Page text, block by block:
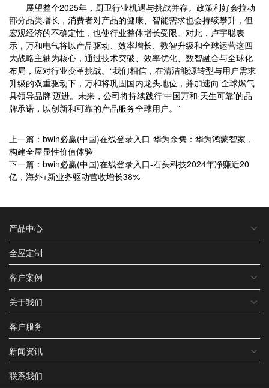
展望整个2025年，厨卫行业机遇与挑战并存。政策利好会拉动
部分品类增长，消费者对产品的健康、智能需求也会持续攀升，但
宏观经济的不确定性，也使行业整体增长受限。对此，卢宇聪表
示，万和电气将以产品驱动、效率增长、数智升级和全球运营这四
大战略主轴为核心，通过技术突破、效率优化、数智融合与全球化
布局，应对行业变革挑战。“我们相信，在清洁能源转型与用户需求
升级的双重驱动下，万和将巩固国内龙头地位，并加速向‘全球燃气
具领导品牌’迈进。未来，公司将持续践行‘中国万和·天生可靠’的品
牌承诺，以创新和可靠的产品服务全球用户。”
上一篇：bwin必赢(中国)在线登录入口-华为余隽：华为鸿蒙智家，
构建全屋显性价值体验
下一篇：bwin必赢(中国)在线登录入口-石头科技2024年净赚近20
亿，海外+新业务驱动营收增长38%
产品中心
全屋定制
客户案例
关于我们
客户服务
新闻资讯
联系我们